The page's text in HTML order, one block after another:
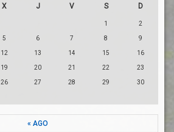
X J V S D
1 2
5 6 7 8 9
12 13 14 15 16
19 20 21 22 23
26 27 28 29 30
« AGO